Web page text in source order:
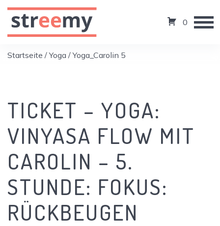
0
Startseite /Yoga / Yoga_Carolin 5
TICKET – YOGA:
VINYASA FLOW MIT
CAROLIN – 5.
STUNDE: FOKUS:
RÜCKBEUGEN